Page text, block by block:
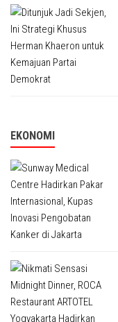
EKONOMI